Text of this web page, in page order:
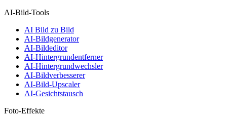
AI-Bild-Tools
AI Bild zu Bild
AI-Bildgenerator
AI-Bildeditor
AI-Hintergrundentferner
AI-Hintergrundwechsler
AI-Bildverbesserer
AI-Bild-Upscaler
AI-Gesichtstausch
Foto-Effekte